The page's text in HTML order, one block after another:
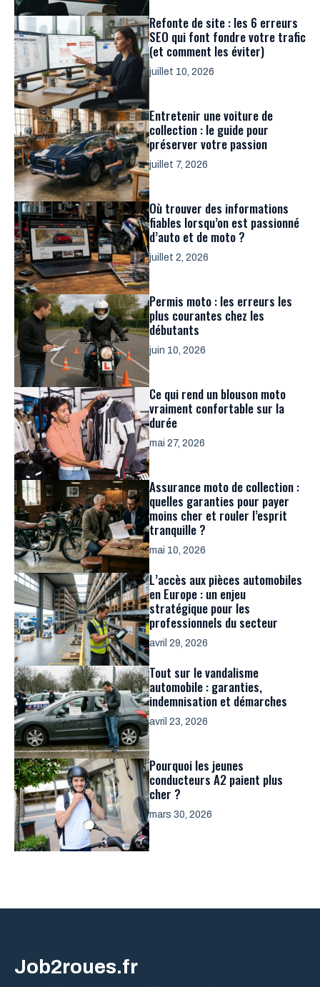
Refonte de site : les 6 erreurs
SEO qui font fondre votre trafic
(et comment les éviter)
juillet 10, 2026
Entretenir une voiture de
collection : le guide pour
préserver votre passion
juillet 7, 2026
Où trouver des informations
fiables lorsqu’on est passionné
d’auto et de moto ?
juillet 2, 2026
Permis moto : les erreurs les
plus courantes chez les
débutants
juin 10, 2026
Ce qui rend un blouson moto
vraiment confortable sur la
durée
mai 27, 2026
Assurance moto de collection :
quelles garanties pour payer
moins cher et rouler l’esprit
tranquille ?
mai 10, 2026
L’accès aux pièces automobiles
en Europe : un enjeu
stratégique pour les
professionnels du secteur
avril 29, 2026
Tout sur le vandalisme
automobile : garanties,
indemnisation et démarches
avril 23, 2026
Pourquoi les jeunes
conducteurs A2 paient plus
cher ?
mars 30, 2026
Job2roues.fr